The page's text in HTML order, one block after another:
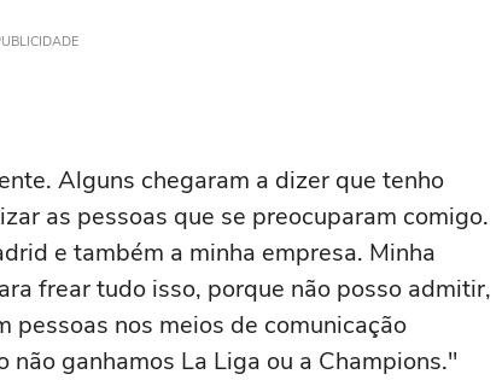
Alguns chegaram a dizer que tenho
as pessoas que se preocuparam comigo.
e também a minha empresa. Minha
frear tudo isso, porque não posso admitir,
nos meios de comunicação
ganhamos La Liga ou a Champions."